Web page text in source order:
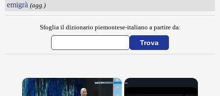
emigrà (agg.)
Sfoglia il dizionario piemontese-italiano a partire da:
×